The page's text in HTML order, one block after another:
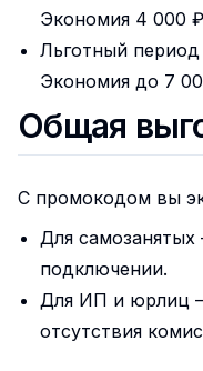
Экономия 4 000
Льготный период
Экономия до 7
Общая
С промокодом вы
Для
подключении.
Для ИП и юрлиц
отсутствия